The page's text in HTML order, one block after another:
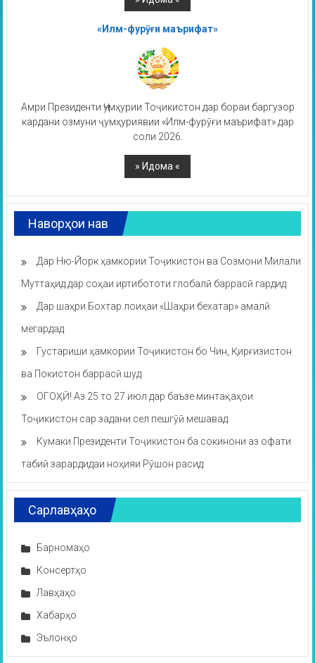
«Илм-фурӯғи маърифат»
Амри Президенти Ҷумҳурии Тоҷикистон дар бораи баргузор
кардани озмуни ҷумҳуриявии «Илм-фурӯғи маърифат» дар
соли 2026.
Наворҳои нав
Дар Ню-Йорк ҳамкории Тоҷикистон ва Созмони Милали
Муттаҳид дар соҳаи иртибототи глобалӣ баррасӣ гардид
Дар шаҳри Бохтар лоиҳаи «Шаҳри бехатар» амалӣ
мегардад
Густариши ҳамкории Тоҷикистон бо Чин, Қирғизистон
ва Покистон баррасӣ шуд
ОГОҲӢ! Аз 25 то 27 июл дар баъзе минтақаҳои
Тоҷикистон сар задани сел пешгӯӣ мешавад
Кумаки Президенти Тоҷикистон ба сокинони аз офати
табиӣ зарардидаи ноҳияи Рӯшон расид
Сарлавҳаҳо
Барномаҳо
Консертҳо
Лавҳаҳо
Хабарҳо
Эълонҳо